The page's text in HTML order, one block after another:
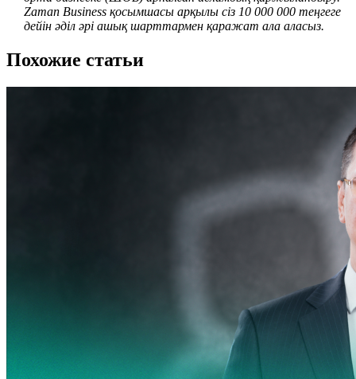
Zaman Business қосымшасы арқылы сіз 10 000 000 теңгеге
дейін әділ әрі ашық шарттармен қаражат ала аласыз.
Похожие статьи